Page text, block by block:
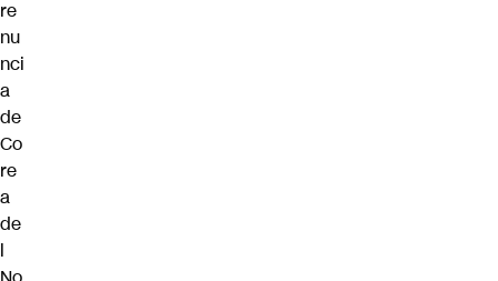
re
nu
nci
a
de
Co
re
a
de
l